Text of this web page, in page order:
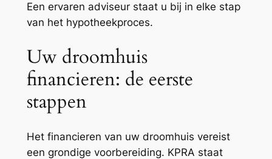
Een ervaren adviseur staat u bij in elke stap
van het hypotheekproces.
Uw droomhuis
financieren: de eerste
stappen
Het financieren van uw droomhuis vereist
een grondige voorbereiding. KPRA staat